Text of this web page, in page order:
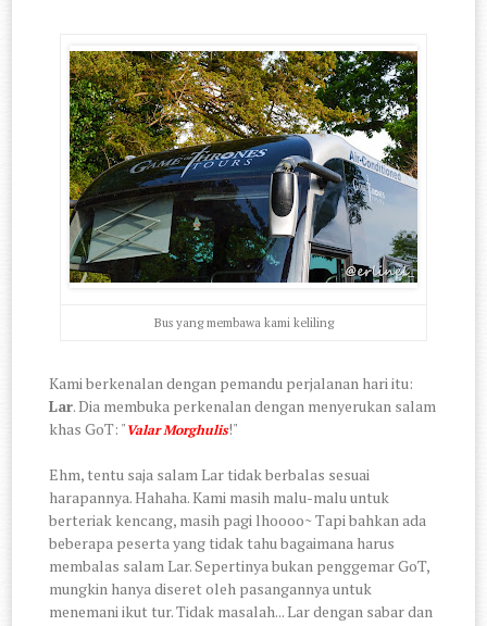
Bus yang membawa kami keliling
Kami berkenalan dengan pemandu perjalanan hari itu:
Lar. Dia membuka perkenalan dengan menyerukan salam
khas GoT: "Valar Morghulis!"
Ehm, tentu saja salam Lar tidak berbalas sesuai
harapannya. Hahaha. Kami masih malu-malu untuk
berteriak kencang, masih pagi lhoooo~ Tapi bahkan ada
beberapa peserta yang tidak tahu bagaimana harus
membalas salam Lar. Sepertinya bukan penggemar GoT,
mungkin hanya diseret oleh pasangannya untuk
menemani ikut tur. Tidak masalah... Lar dengan sabar dan